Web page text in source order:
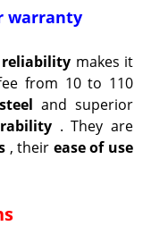
warranty
reliability makes it
from 10 to 110
and superior
. They are
, their ease of use